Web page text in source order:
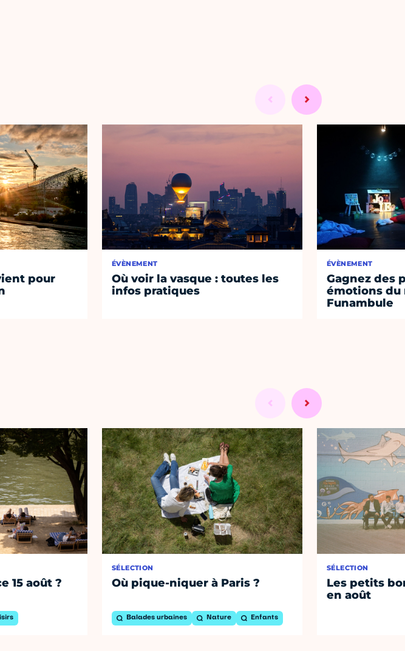
pour
ÉVÈNEMENT
Où voir la vasque : toutes les
infos pratiques
ÉVÈNEMENT
Gagnez des
émotions du
Funambule
15 août ?
SÉLECTION
Où pique-niquer à Paris ?
Balades urbaines Nature Enfants
SÉLECTION
Les petits
en août